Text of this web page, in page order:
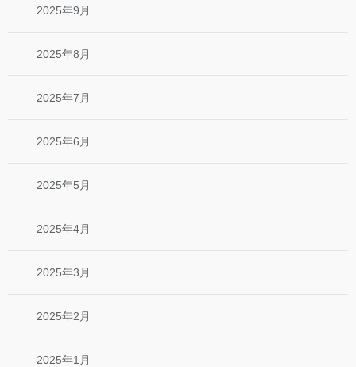
2025年9月
2025年8月
2025年7月
2025年6月
2025年5月
2025年4月
2025年3月
2025年2月
2025年1月